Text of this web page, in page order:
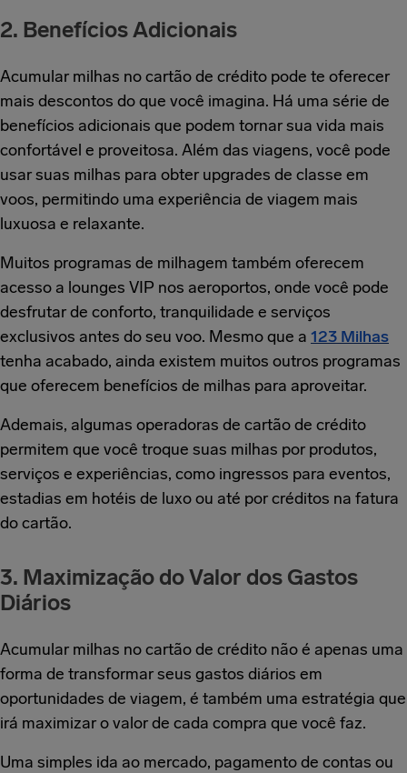
2. Benefícios Adicionais
Acumular milhas no cartão de crédito pode te oferecer
mais descontos do que você imagina. Há uma série de
benefícios adicionais que podem tornar sua vida mais
confortável e proveitosa. Além das viagens, você pode
usar suas milhas para obter upgrades de classe em
voos, permitindo uma experiência de viagem mais
luxuosa e relaxante.
Muitos programas de milhagem também oferecem
acesso a lounges VIP nos aeroportos, onde você pode
desfrutar de conforto, tranquilidade e serviços
exclusivos antes do seu voo. Mesmo que a 123 Milhas
tenha acabado, ainda existem muitos outros programas
que oferecem benefícios de milhas para aproveitar.
Ademais, algumas operadoras de cartão de crédito
permitem que você troque suas milhas por produtos,
serviços e experiências, como ingressos para eventos,
estadias em hotéis de luxo ou até por créditos na fatura
do cartão.
3. Maximização do Valor dos Gastos
Diários
Acumular milhas no cartão de crédito não é apenas uma
forma de transformar seus gastos diários em
oportunidades de viagem, é também uma estratégia que
irá maximizar o valor de cada compra que você faz.
Uma simples ida ao mercado, pagamento de contas ou